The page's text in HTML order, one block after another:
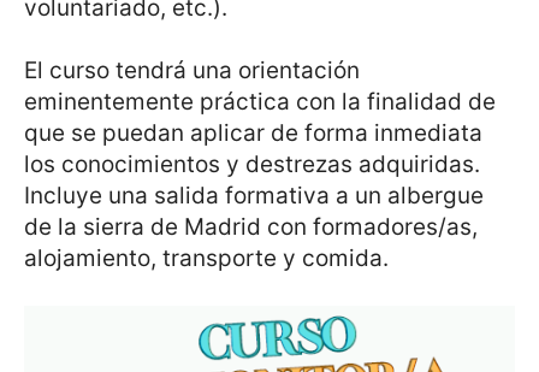
voluntariado, etc.).
El curso tendrá una orientación
eminentemente práctica con la finalidad de
que se puedan aplicar de forma inmediata
los conocimientos y destrezas adquiridas.
Incluye una salida formativa a un albergue
de la sierra de Madrid con formadores/as,
alojamiento, transporte y comida.